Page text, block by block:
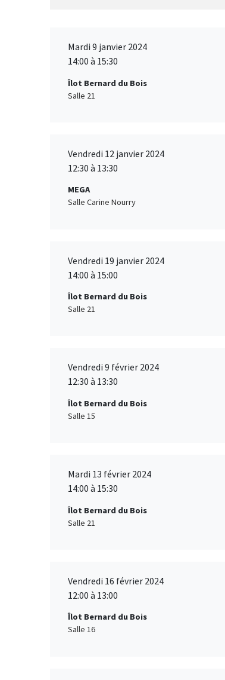
Mardi 9 janvier 2024
14:00 à 15:30
Îlot Bernard du Bois
Salle 21
Vendredi 12 janvier 2024
12:30 à 13:30
MEGA
Salle Carine Nourry
Vendredi 19 janvier 2024
14:00 à 15:00
Îlot Bernard du Bois
Salle 21
Vendredi 9 février 2024
12:30 à 13:30
Îlot Bernard du Bois
Salle 15
Mardi 13 février 2024
14:00 à 15:30
Îlot Bernard du Bois
Salle 21
Vendredi 16 février 2024
12:00 à 13:00
Îlot Bernard du Bois
Salle 16